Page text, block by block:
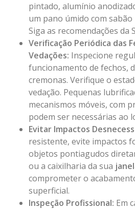
pintado, alumínio
um pano úmido com
Siga as recomendações da
Verificação Periódica das
Vedações: Inspecione
funcionamento de fechos,
cremonas. Verifique o
vedação. Pequenas
mecanismos móveis, com
podem ser necessárias ao
Evitar Impactos
resistente, evite impactos
objetos pontiagudos
ou a caixilharia da sua
comprometer o
superficial.
Inspeção Profissional: Em